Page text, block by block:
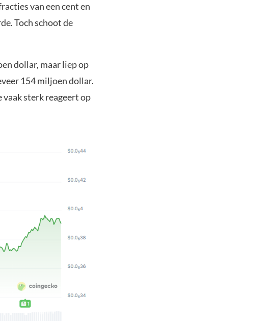
van een cent en
Toch schoot de
dollar, maar liep op
154 miljoen dollar.
vaak sterk reageert op